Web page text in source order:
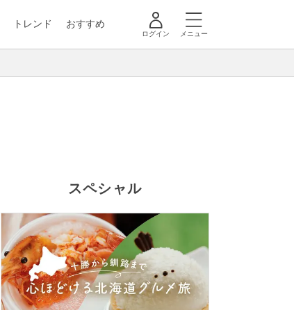
トレンド おすすめ
ログイン メニュー
スペシャル